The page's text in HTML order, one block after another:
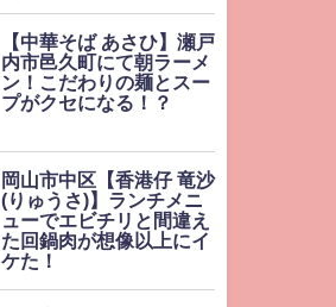
【中華そば あさひ】瀬戸
内市邑久町にて朝ラーメ
ン！こだわりの麺とスー
プがクセになる！？
岡山市中区【香港仔 竜沙
(りゅうさ)】ランチメニ
ューでエビチリと間違え
た回鍋肉が想像以上にイ
ケた！